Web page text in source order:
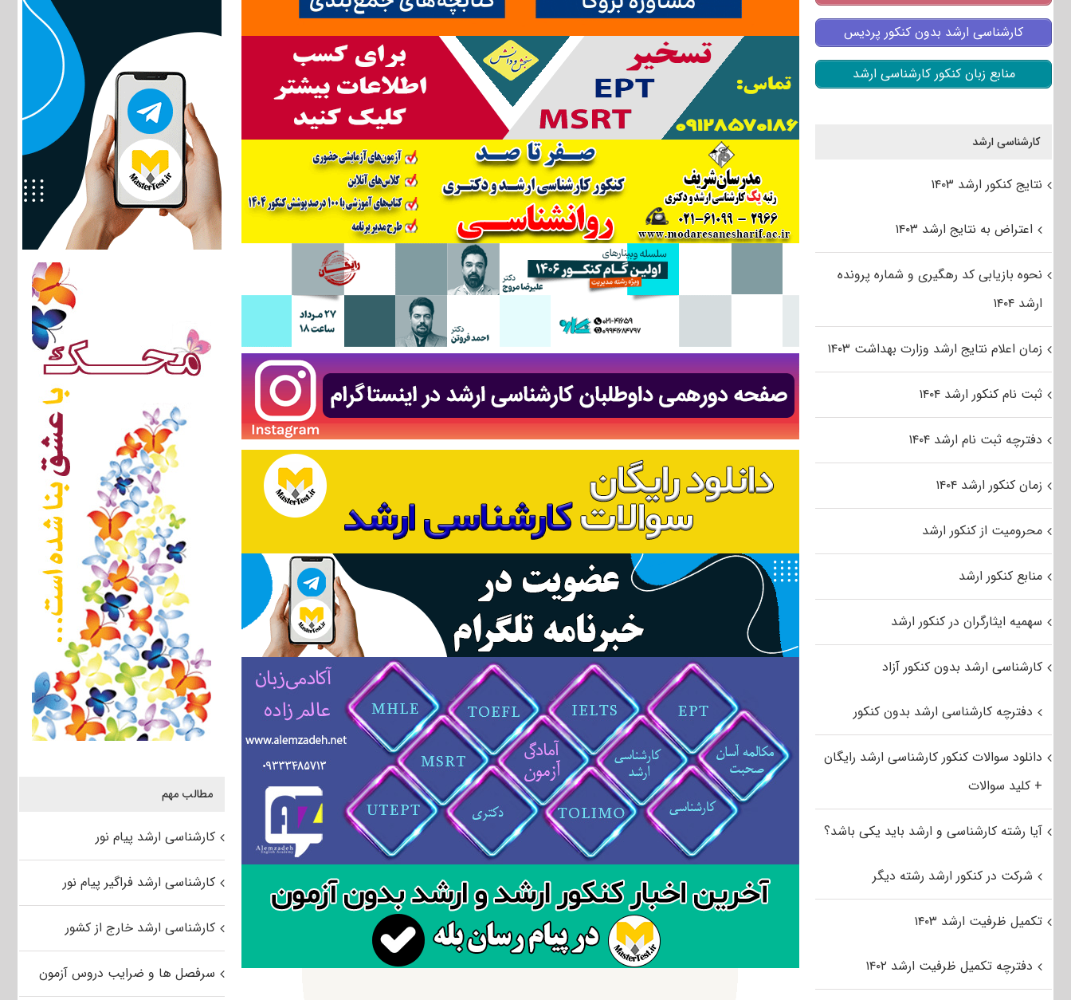
مطالب مهم
کارشناسی ارشد پیام نور
کارشناسی ارشد فراگیر پیام نور
کارشناسی ارشد خارج از کشور
سرفصل ها و ضرایب دروس آزمون
کارشناسی ارشد بدون کنکور پردیس
منابع زبان کنکور کارشناسی ارشد
کارشناسی ارشد
نتایج کنکور ارشد ۱۴۰۳
اعتراض به نتایج ارشد ۱۴۰۳
نحوه بازیابی کد رهگیری و شماره پرونده
ارشد ۱۴۰۴
زمان اعلام نتایج ارشد وزارت بهداشت ۱۴۰۳
ثبت نام کنکور ارشد ۱۴۰۴
دفترچه ثبت نام ارشد ۱۴۰۴
زمان کنکور ارشد ۱۴۰۴
محرومیت از کنکور ارشد
منابع کنکور ارشد
سهمیه ایثارگران در کنکور ارشد
کارشناسی ارشد بدون کنکور آزاد
دفترچه کارشناسی ارشد بدون کنکور
دانلود سوالات کنکور کارشناسی ارشد رایگان
+ کلید سوالات
آیا رشته کارشناسی و ارشد باید یکی باشد؟
شرکت در کنکور ارشد رشته دیگر
تکمیل ظرفیت ارشد ۱۴۰۳
دفترچه تکمیل ظرفیت ارشد ۱۴۰۲